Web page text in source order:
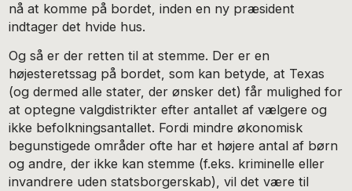
nå at komme på bordet, inden en ny præsident
indtager det hvide hus.
Og så er der retten til at stemme. Der er en
højesteretssag på bordet, som kan betyde, at Texas
(og dermed alle stater, der ønsker det) får mulighed for
at optegne valgdistrikter efter antallet af vælgere og
ikke befolkningsantallet. Fordi mindre økonomisk
begunstigede områder ofte har et højere antal af børn
og andre, der ikke kan stemme (f.eks. kriminelle eller
invandrere uden statsborgerskab), vil det være til